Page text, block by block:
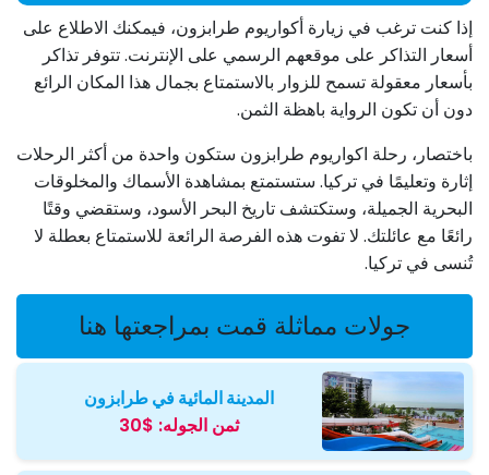
إذا كنت ترغب في زيارة أكواريوم طرابزون، فيمكنك الاطلاع على
أسعار التذاكر على موقعهم الرسمي على الإنترنت. تتوفر تذاكر
بأسعار معقولة تسمح للزوار بالاستمتاع بجمال هذا المكان الرائع
دون أن تكون الرواية باهظة الثمن.
باختصار، رحلة اكواريوم طرابزون ستكون واحدة من أكثر الرحلات
إثارة وتعليمًا في تركيا. ستستمتع بمشاهدة الأسماك والمخلوقات
البحرية الجميلة، وستكتشف تاريخ البحر الأسود، وستقضي وقتًا
رائعًا مع عائلتك. لا تفوت هذه الفرصة الرائعة للاستمتاع بعطلة لا
تُنسى في تركيا.
جولات مماثلة قمت بمراجعتها هنا
المدينة المائية في طرابزون
ثمن الجوله: $30